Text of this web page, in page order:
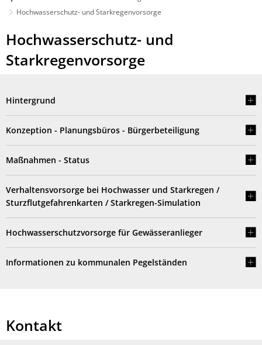
Hochwasserschutz- und Starkregenvorsorge
Hochwasserschutz-
und
Hochwasserschutz- und
Starkregenvorsorge
Hintergrund
Konzeption - Planungsbüros - Bürgerbeteiligung
Maßnahmen - Status
Verhaltensvorsorge bei Hochwasser und Starkregen /
Sturzflutgefahrenkarten / Starkregen-Simulation
Hochwasserschutzvorsorge für Gewässeranlieger
Informationen zu kommunalen Pegelständen
Kontakt